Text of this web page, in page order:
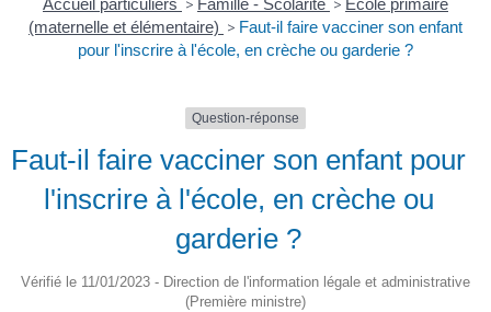
Accueil particuliers > Famille - Scolarité > École primaire
(maternelle et élémentaire) > Faut-il faire vacciner son enfant
pour l'inscrire à l'école, en crèche ou garderie ?
Question-réponse
Faut-il faire vacciner son enfant pour
l'inscrire à l'école, en crèche ou
garderie ?
Vérifié le 11/01/2023 - Direction de l'information légale et administrative
(Première ministre)